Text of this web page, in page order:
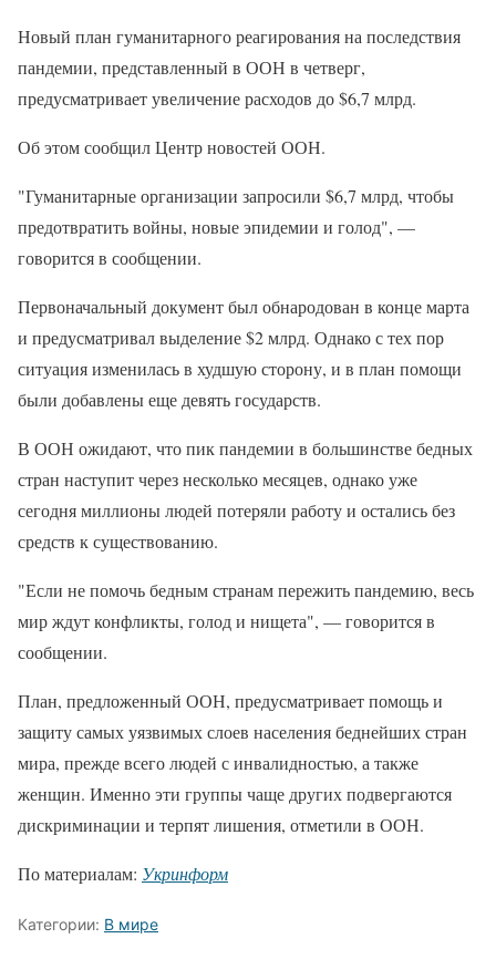
Новый план гуманитарного реагирования на последствия
пандемии, представленный в ООН в четверг,
предусматривает увеличение расходов до $6,7 млрд.
Об этом сообщил Центр новостей ООН.
"Гуманитарные организации запросили $6,7 млрд, чтобы
предотвратить войны, новые эпидемии и голод", —
говорится в сообщении.
Первоначальный документ был обнародован в конце марта
и предусматривал выделение $2 млрд. Однако с тех пор
ситуация изменилась в худшую сторону, и в план помощи
были добавлены еще девять государств.
В ООН ожидают, что пик пандемии в большинстве бедных
стран наступит через несколько месяцев, однако уже
сегодня миллионы людей потеряли работу и остались без
средств к существованию.
"Если не помочь бедным странам пережить пандемию, весь
мир ждут конфликты, голод и нищета", — говорится в
сообщении.
План, предложенный ООН, предусматривает помощь и
защиту самых уязвимых слоев населения беднейших стран
мира, прежде всего людей с инвалидностью, а также
женщин. Именно эти группы чаще других подвергаются
дискриминации и терпят лишения, отметили в ООН.
По материалам: Укринформ
Категории: В мире